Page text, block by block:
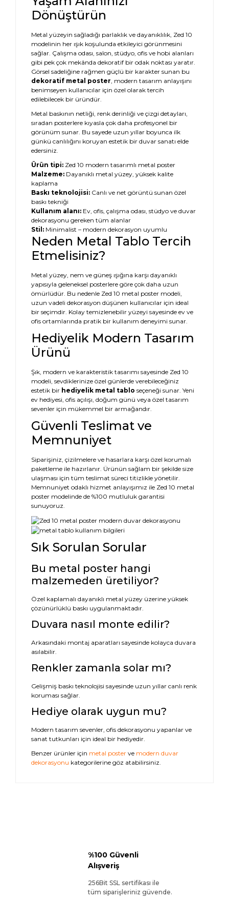
Dönüştürün
Metal yüzeyin sağladığı parlaklık ve dayanıklılık, Zed 10
modelinin her ışık koşulunda etkileyici görünmesini
sağlar. Çalışma odası, salon, stüdyo, ofis ve hobi alanları
gibi pek çok mekânda dekoratif bir odak noktası yaratır.
Görsel sadeliğine rağmen güçlü bir karakter sunan bu
dekoratif metal poster, modern tasarım anlayışını
benimseyen kullanıcılar için özel olarak tercih
edilebilecek bir üründür.
Metal baskının netliği, renk derinliği ve çizgi detayları,
sıradan posterlere kıyasla çok daha profesyonel bir
görünüm sunar. Bu sayede uzun yıllar boyunca ilk
günkü canlılığını koruyan estetik bir duvar sanatı elde
edersiniz.
Ürün tipi: Zed 10 modern tasarımlı metal poster
Malzeme: Dayanıklı metal yüzey, yüksek kalite
kaplama
Baskı teknolojisi: Canlı ve net görüntü sunan özel
baskı tekniği
Kullanım alanı: Ev, ofis, çalışma odası, stüdyo ve duvar
dekorasyonu gereken tüm alanlar
Stil: Minimalist – modern dekorasyon uyumlu
Neden Metal Tablo Tercih
Etmelisiniz?
Metal yüzey, nem ve güneş ışığına karşı dayanıklı
yapısıyla geleneksel posterlere göre çok daha uzun
ömürlüdür. Bu nedenle Zed 10 metal poster modeli,
uzun vadeli dekorasyon düşünen kullanıcılar için ideal
bir seçimdir. Kolay temizlenebilir yüzeyi sayesinde ev ve
ofis ortamlarında pratik bir kullanım deneyimi sunar.
Hediyelik Modern Tasarım
Ürünü
Şık, modern ve karakteristik tasarımı sayesinde Zed 10
modeli, sevdiklerinize özel günlerde verebileceğiniz
estetik bir hediyelik metal tablo seçeneği sunar. Yeni
ev hediyesi, ofis açılışı, doğum günü veya özel tasarım
sevenler için mükemmel bir armağandır.
Güvenli Teslimat ve
Memnuniyet
Siparişiniz, çizilmelere ve hasarlara karşı özel korumalı
paketleme ile hazırlanır. Ürünün sağlam bir şekilde size
ulaşması için tüm teslimat süreci titizlikle yönetilir.
Memnuniyet odaklı hizmet anlayışımız ile Zed 10 metal
poster modelinde de %100 mutluluk garantisi
sunuyoruz.
Sık Sorulan Sorular
Bu metal poster hangi
malzemeden üretiliyor?
Özel kaplamalı dayanıklı metal yüzey üzerine yüksek
çözünürlüklü baskı uygulanmaktadır.
Duvara nasıl monte edilir?
Arkasındaki montaj aparatları sayesinde kolayca duvara
asılabilir.
Renkler zamanla solar mı?
Gelişmiş baskı teknolojisi sayesinde uzun yıllar canlı renk
koruması sağlar.
Hediye olarak uygun mu?
Modern tasarım sevenler, ofis dekorasyonu yapanlar ve
sanat tutkunları için ideal bir hediyedir.
Benzer ürünler için metal poster ve modern duvar
dekorasyonu kategorilerine göz atabilirsiniz.
%100 Güvenli
Alışveriş
256Bit SSL sertifikası ile
tüm siparişleriniz güvende.